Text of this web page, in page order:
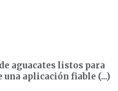
aguacates listos para
aplicación fiable (...)